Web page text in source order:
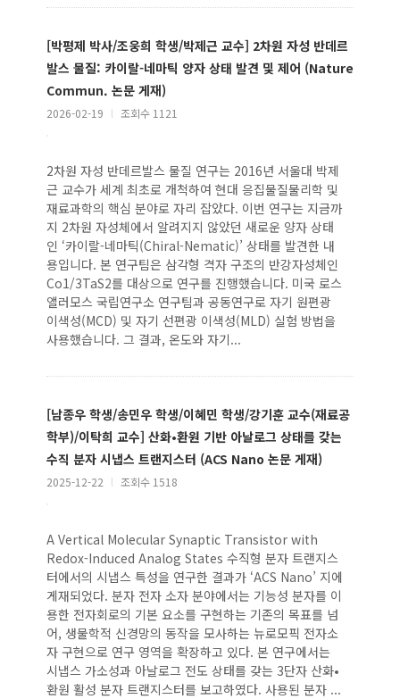
[박평제 박사/조웅희 학생/박제근 교수] 2차원 자성 반데르
발스 물질: 카이랄-네마틱 양자 상태 발견 및 제어 (Nature
Commun. 논문 게재)
2026-02-19 l 조회수 1121
2차원 자성 반데르발스 물질 연구는 2016년 서울대 박제
근 교수가 세계 최초로 개척하여 현대 응집물질물리학 및
재료과학의 핵심 분야로 자리 잡았다. 이번 연구는 지금까
지 2차원 자성체에서 알려지지 않았던 새로운 양자 상태
인 ‘카이랄-네마틱(Chiral-Nematic)’ 상태를 발견한 내
용입니다. 본 연구팀은 삼각형 격자 구조의 반강자성체인
Co1/3TaS2를 대상으로 연구를 진행했습니다. 미국 로스
앨러모스 국립연구소 연구팀과 공동연구로 자기 원편광
이색성(MCD) 및 자기 선편광 이색성(MLD) 실험 방법을
사용했습니다. 그 결과, 온도와 자기...
[남종우 학생/송민우 학생/이혜민 학생/강기훈 교수(재료공
학부)/이탁희 교수] 산화•환원 기반 아날로그 상태를 갖는
수직 분자 시냅스 트랜지스터 (ACS Nano 논문 게재)
2025-12-22 l 조회수 1518
A Vertical Molecular Synaptic Transistor with
Redox-Induced Analog States 수직형 분자 트랜지스
터에서의 시냅스 특성을 연구한 결과가 ‘ACS Nano’ 지에
게재되었다. 분자 전자 소자 분야에서는 기능성 분자를 이
용한 전자회로의 기본 요소를 구현하는 기존의 목표를 넘
어, 생물학적 신경망의 동작을 모사하는 뉴로모픽 전자소
자 구현으로 연구 영역을 확장하고 있다. 본 연구에서는
시냅스 가소성과 아날로그 전도 상태를 갖는 3단자 산화•
환원 활성 분자 트랜지스터를 보고하였다. 사용된 분자 ...